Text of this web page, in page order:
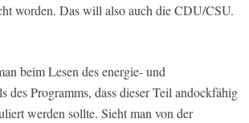
worden. Das will also auch die CDU/CSU.
beim Lesen des energie- und
des Programms, dass dieser Teil andockfähig
werden sollte. Sieht man von der